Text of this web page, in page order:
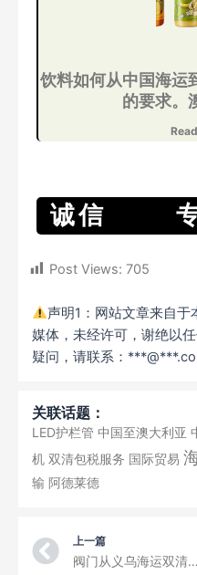
饮料如何从中国海运
的要求。
诚信
Post Views: 705
声明1：网站文章来自于
媒体，未经许可，谢绝以
疑问，请联系：
关联话题：
LED护栏管 中国至澳大利亚
机 双清包税服务 国际贸易
输 阿德莱德
Prev
上一篇
阀门从义乌海运双清到泰国曼谷DDP泰国双清专线